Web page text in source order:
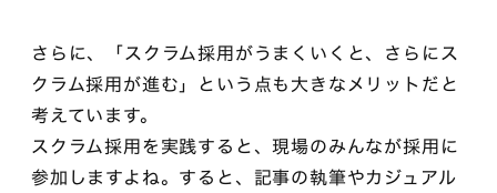
さらに、「スクラム採用がうまくいくと、さらにス
クラム採用が進む」という点も大きなメリットだと
考えています。
スクラム採用を実践すると、現場のみんなが採用に
参加しますよね。すると、記事の執筆やカジュアル